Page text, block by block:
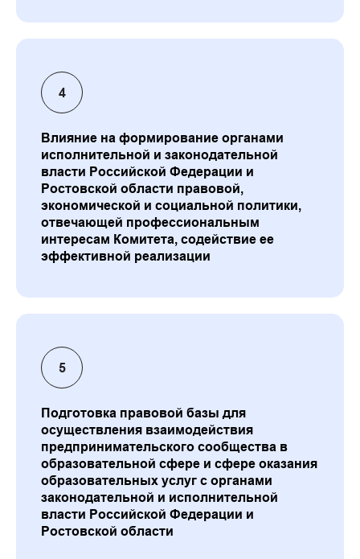
Влияние на формирование органами
исполнительной и законодательной
власти Российской Федерации и
Ростовской области правовой,
экономической и социальной политики,
отвечающей профессиональным
интересам Комитета, содействие ее
эффективной реализации
Подготовка правовой базы для
осуществления взаимодействия
предпринимательского сообщества в
образовательной сфере и сфере оказания
образовательных услуг с органами
законодательной и исполнительной
власти Российской Федерации и
Ростовской области